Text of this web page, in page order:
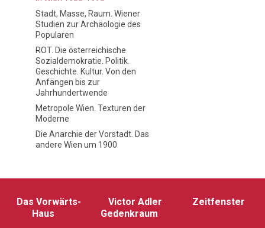
Stadt, Masse, Raum. Wiener
Studien zur Archäologie des
Popularen
ROT. Die österreichische
Sozialdemokratie. Politik.
Geschichte. Kultur. Von den
Anfängen bis zur
Jahrhundertwende
Metropole Wien. Texturen der
Moderne
Die Anarchie der Vorstadt. Das
andere Wien um 1900
Das Vorwärts-
Haus
Victor Adler
Gedenkraum
Zeitfenster